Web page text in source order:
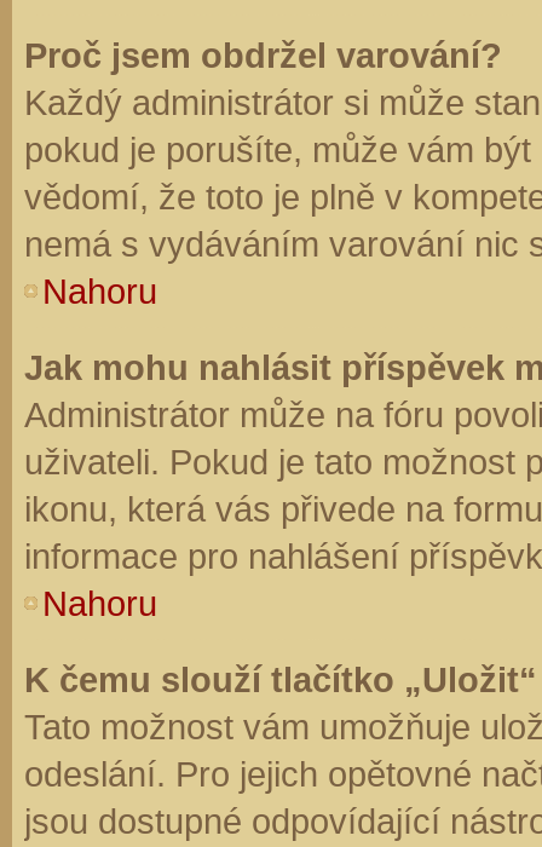
Proč jsem obdržel varování?
Každý administrátor si může
pokud je porušíte, může vám
vědomí, že toto je plně v
nemá s vydáváním varování nic
Nahoru
Jak mohu nahlásit příspěvek
Administrátor může na fóru
uživateli. Pokud je tato možnost
ikonu, která vás přivede na
informace pro nahlášení
Nahoru
K čemu slouží tlačítko
Tato možnost vám umožňuje
odeslání. Pro jejich opětovné
jsou dostupné odpovídající